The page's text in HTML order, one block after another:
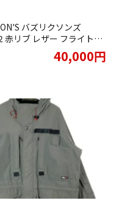
バズリクソンズ
赤リブ レザー フライトジ
買取りさせていただきまし
40,000円